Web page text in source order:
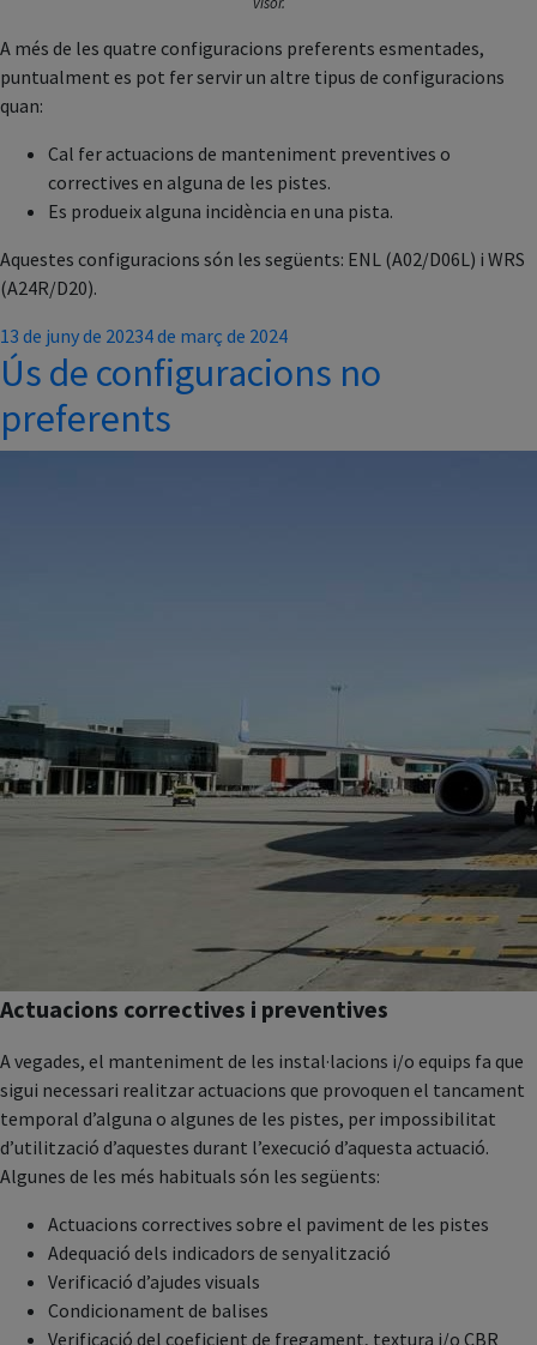
A més de les quatre configuracions preferents esmentades,
puntualment es pot fer servir un altre tipus de configuracions
quan:
Cal fer actuacions de manteniment preventives o
correctives en alguna de les pistes.
Es produeix alguna incidència en una pista.
Aquestes configuracions són les següents: ENL (A02/D06L) i WRS
(A24R/D20).
Posted
on
13 de juny de 20234 de març de 2024
Ús de configuracions no
preferents
Actuacions correctives i preventives
A vegades, el manteniment de les instal·lacions i/o equips fa que
sigui necessari realitzar actuacions que provoquen el tancament
temporal d’alguna o algunes de les pistes, per impossibilitat
d’utilització d’aquestes durant l’execució d’aquesta actuació.
Algunes de les més habituals són les següents:
Actuacions correctives sobre el paviment de les pistes
Adequació dels indicadors de senyalització
Verificació d’ajudes visuals
Condicionament de balises
Verificació del coeficient de fregament, textura i/o CBR